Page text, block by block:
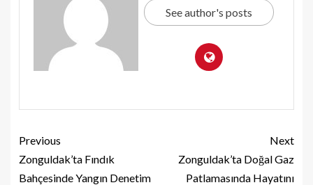
See author's posts
Previous
Zonguldak’ta Fındık
Bahçesinde Yangın Denetim
Next
Zonguldak’ta Doğal Gaz
Patlamasında Hayatını